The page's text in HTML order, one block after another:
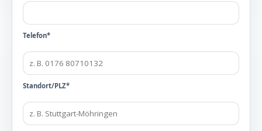
Telefon*
Standort/PLZ*